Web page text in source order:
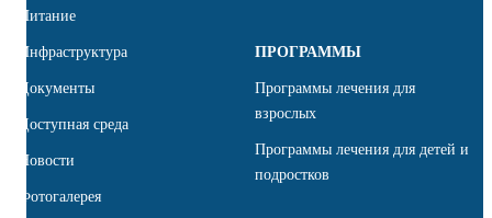
Питание
Инфраструктура
Документы
Доступная среда
Новости
Фотогалерея
ПРОГРАММЫ
Программы лечения для
взрослых
Программы лечения для детей и
подростков